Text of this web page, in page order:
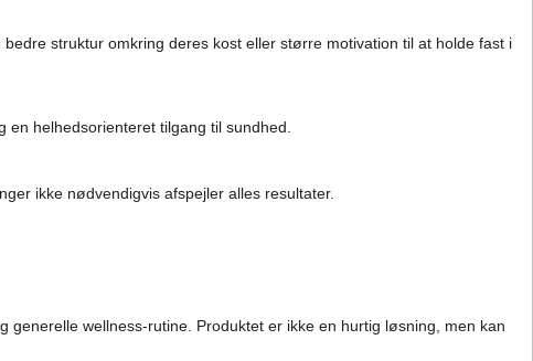
struktur omkring deres kost eller større motivation til at holde fast i
helhedsorienteret tilgang til sundhed.
ikke nødvendigvis afspejler alles resultater.
wellness-rutine. Produktet er ikke en hurtig løsning, men kan